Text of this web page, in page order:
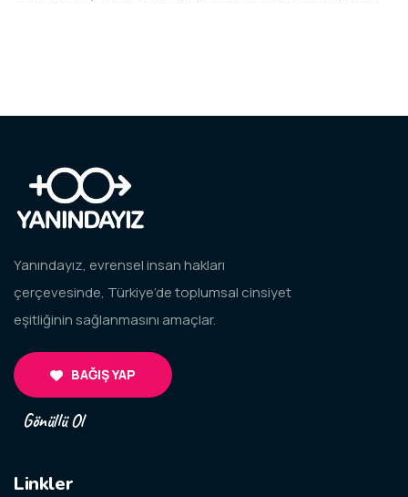
Yanındayız, evrensel insan hakları
çerçevesinde, Türkiye’de toplumsal cinsiyet
eşitliğinin sağlanmasını amaçlar.
BAĞIŞ YAP
Gönüllü Ol
Linkler